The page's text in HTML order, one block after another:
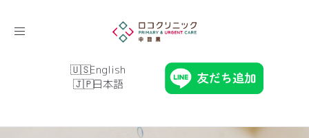
Toggle
English
日本語